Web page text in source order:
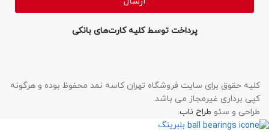
پرداخت توسط کلیه کارت‌های بانکی
کلیه حقوق برای سایت فروشگاه تهران کاسه نمد محفوظ بوده و هرگونه
کپی برداری غیرمجاز می باشد.
طراحی و سئو طراح ناب.
بلبرینگ